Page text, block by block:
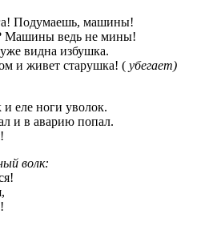
машины!
ведь не мины!
видна избушка.
и живет старушка! ( убегает)
еле ноги уволок.
и в аварию попал.
волк: